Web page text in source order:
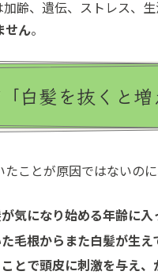
齢、遺伝、ストレス、
せん。
白髪を抜くと
たことが原因ではないの
気になり始める年齢に入
毛根からまた白髪が生え
とで頭皮に刺激を与え